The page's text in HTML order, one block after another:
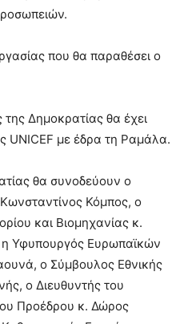
που θα παραθέσει ο
Δημοκρατίας θα έχει
UNICEF με έδρα τη Ραμάλα.
θα συνοδεύουν ο
Κόμπος, ο
και Βιομηχανίας κ.
Υφυπουργός Ευρωπαϊκών
ο Σύμβουλος Εθνικής
ο Διευθυντής του
Προέδρου κ. Δώρος